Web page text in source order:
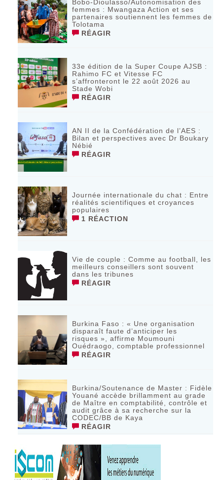
Bobo-Dioulasso/Autonomisation des
femmes : Mwangaza Action et ses
partenaires soutiennent les femmes de
Tolotama
RÉAGIR
33e édition de la Super Coupe AJSB :
Rahimo FC et Vitesse FC
s’affronteront le 22 août 2026 au
Stade Wobi
RÉAGIR
AN II de la Confédération de l’AES :
Bilan et perspectives avec Dr Boukary
Nébié
RÉAGIR
Journée internationale du chat : Entre
réalités scientifiques et croyances
populaires
1 RÉACTION
Vie de couple : Comme au football, les
meilleurs conseillers sont souvent
dans les tribunes
RÉAGIR
Burkina Faso : « Une organisation
disparaît faute d’anticiper les
risques », affirme Moumouni
Ouédraogo, comptable professionnel
RÉAGIR
Burkina/Soutenance de Master : Fidèle
Youané accède brillamment au grade
de Maître en comptabilité, contrôle et
audit grâce à sa recherche sur la
CODEC/BB de Kaya
RÉAGIR